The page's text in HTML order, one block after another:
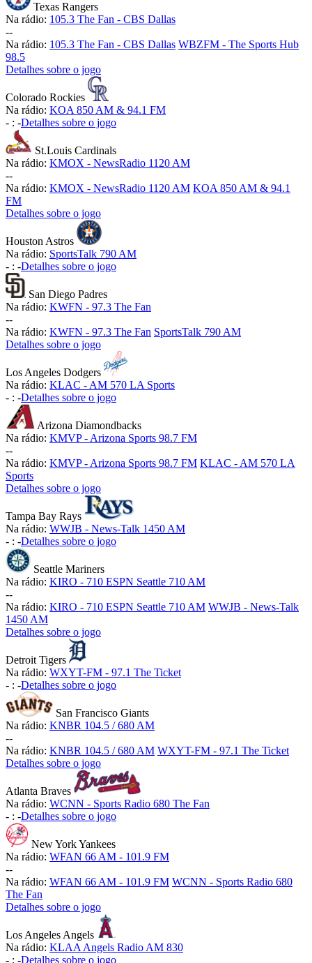
Texas Rangers
Na rádio: 105.3 The Fan - CBS Dallas
--
Na rádio: 105.3 The Fan - CBS Dallas WBZFM - The Sports Hub
98.5
Detalhes sobre o jogo
Colorado Rockies
Na rádio: KOA 850 AM & 94.1 FM
- : -Detalhes sobre o jogo
St.Louis Cardinals
Na rádio: KMOX - NewsRadio 1120 AM
--
Na rádio: KMOX - NewsRadio 1120 AM KOA 850 AM & 94.1
FM
Detalhes sobre o jogo
Houston Astros
Na rádio: SportsTalk 790 AM
- : -Detalhes sobre o jogo
San Diego Padres
Na rádio: KWFN - 97.3 The Fan
--
Na rádio: KWFN - 97.3 The Fan SportsTalk 790 AM
Detalhes sobre o jogo
Los Angeles Dodgers
Na rádio: KLAC - AM 570 LA Sports
- : -Detalhes sobre o jogo
Arizona Diamondbacks
Na rádio: KMVP - Arizona Sports 98.7 FM
--
Na rádio: KMVP - Arizona Sports 98.7 FM KLAC - AM 570 LA
Sports
Detalhes sobre o jogo
Tampa Bay Rays
Na rádio: WWJB - News-Talk 1450 AM
- : -Detalhes sobre o jogo
Seattle Mariners
Na rádio: KIRO - 710 ESPN Seattle 710 AM
--
Na rádio: KIRO - 710 ESPN Seattle 710 AM WWJB - News-Talk
1450 AM
Detalhes sobre o jogo
Detroit Tigers
Na rádio: WXYT-FM - 97.1 The Ticket
- : -Detalhes sobre o jogo
San Francisco Giants
Na rádio: KNBR 104.5 / 680 AM
--
Na rádio: KNBR 104.5 / 680 AM WXYT-FM - 97.1 The Ticket
Detalhes sobre o jogo
Atlanta Braves
Na rádio: WCNN - Sports Radio 680 The Fan
- : -Detalhes sobre o jogo
New York Yankees
Na rádio: WFAN 66 AM - 101.9 FM
--
Na rádio: WFAN 66 AM - 101.9 FM WCNN - Sports Radio 680
The Fan
Detalhes sobre o jogo
Los Angeles Angels
Na rádio: KLAA Angels Radio AM 830
- : -Detalhes sobre o jogo